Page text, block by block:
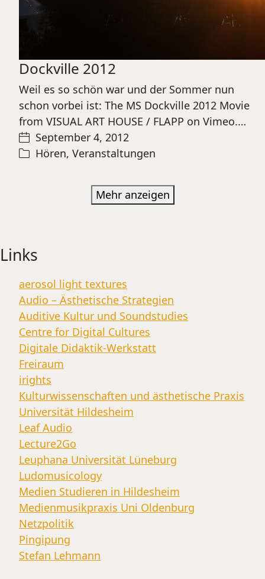
Dockville 2012
Weil es so schön war und der Sommer nun
schon vorbei ist: The MS Dockville 2012 Movie
from VISUAL ART HOUSE / FLAPP on Vimeo.…
September 4, 2012
Hören, Veranstaltungen
Mehr anzeigen
Links
aerosol light textures
Audio – Ästhetische Strategien
Auditive Kultur und Soundstudies
Centre for Digital Cultures
Digitale Didaktik-Werkstatt
Freiraum
irights
Kulturwissenschaften und ästhetische Praxis
Universität Hildesheim
Leaf Audio
Lecture2Go
Leuphana Universität Lüneburg
Ludomusicology
Medien Studieren in Hildesheim
Medienmusikpraxis Uni Oldenburg
Netzpolitik
Pingipung
Stefan Lehmann